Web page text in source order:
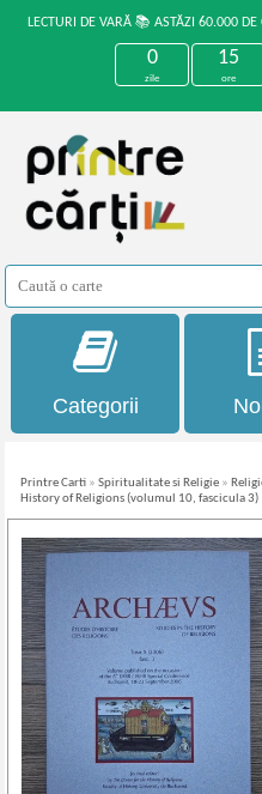
LECTURI DE VARĂ 📚 ASTĂZI 60.000
0
zile
15
ore
Categorii
Printre Carti »Spiritualitate si Religie »
History of Religions (volumul 10, fascicula 3)